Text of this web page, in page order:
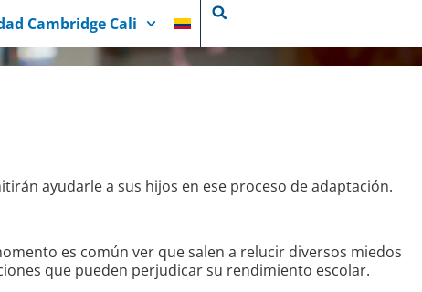
Cambridge Cali
ayudarle a sus hijos en ese proceso de adaptación.
es común ver que salen a relucir diversos miedos
que pueden perjudicar su rendimiento escolar.